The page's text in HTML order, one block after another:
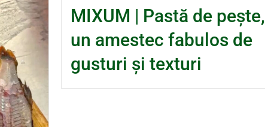
MIXUM | Pastă de pește,
un amestec fabulos de
gusturi și texturi